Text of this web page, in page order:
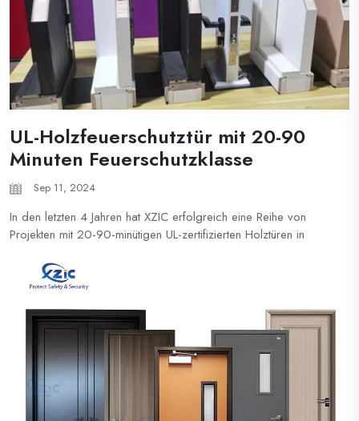
UL-Holzfeuerschutztür mit 20-90
Minuten Feuerschutzklasse
Sep 11, 2024
In den letzten 4 Jahren hat XZIC erfolgreich eine Reihe von
Projekten mit 20-90-minütigen UL-zertifizierten Holztüren in
stellt eine bedeutende Weiterentwicklung für uns dar, da wir
bisher auf die Herstellung von passenden... spezialisiert waren